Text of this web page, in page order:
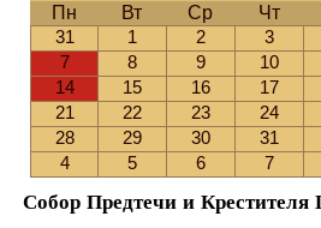
Пн
Вт Ср Чт
31
1 2 3
7
8 9 10
14
15 16 17
21
22 23 24
28
29 30 31
4
5 6 7
Собор Предтечи и Крестителя